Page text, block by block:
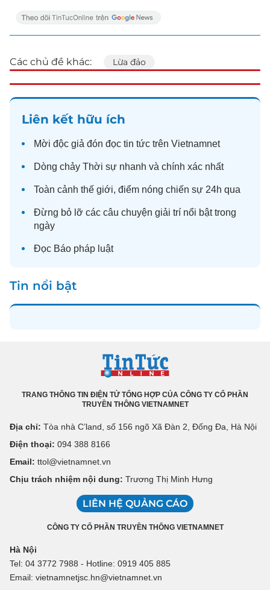
Các chủ đề khác: Lừa đảo
Liên kết hữu ích
Mời độc giả đón đọc tin tức trên Vietnamnet
Dòng chảy Thời sự nhanh và chính xác nhất
Toàn cảnh thế giới, điểm nóng chiến sự 24h qua
Đừng bỏ lỡ các câu chuyện giải trí nổi bật trong
ngày
Đọc Báo pháp luật
Tin nổi bật
TRANG THÔNG TIN ĐIỆN TỬ TỔNG HỢP CỦA CÔNG TY CỔ PHẦN
TRUYỀN THÔNG VIETNAMNET
Địa chỉ: Tòa nhà C’land, số 156 ngõ Xã Đàn 2, Đống Đa, Hà Nội
Điện thoại: 094 388 8166
Email: ttol@vietnamnet.vn
Chịu trách nhiệm nội dung: Trương Thị Minh Hưng
LIÊN HỆ QUẢNG CÁO
CÔNG TY CỔ PHẦN TRUYỀN THÔNG VIETNAMNET
Hà Nội
Tel: 04 3772 7988 - Hotline: 0919 405 885
Email: vietnamnetjsc.hn@vietnamnet.vn